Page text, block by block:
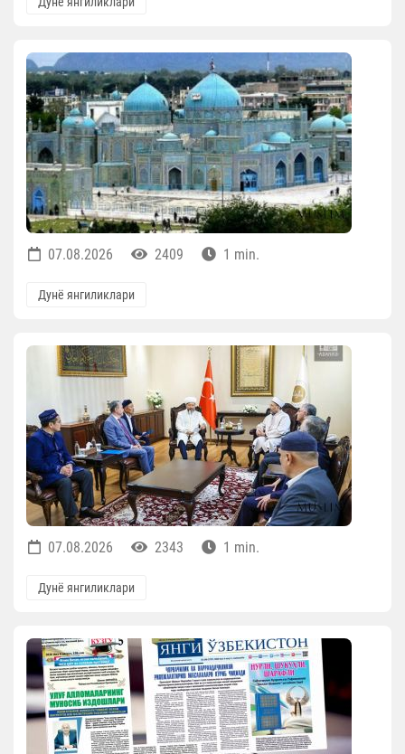
07.08.2026 2409 1 min.
Дунё янгиликлари
07.08.2026 2343 1 min.
Дунё янгиликлари